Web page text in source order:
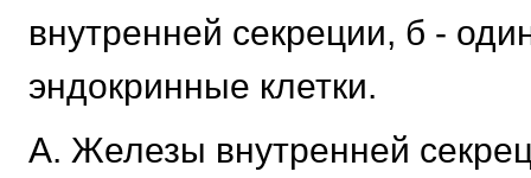
внутренней секреции, б -
эндокринные клетки.
А. Железы внутренней